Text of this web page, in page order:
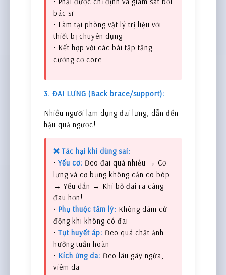
bác sĩ
• Làm tại phòng vật lý trị liệu với
thiết bị chuyên dụng
• Kết hợp với các bài tập tăng
cường cơ core
3. ĐAI LƯNG (Back brace/support):
Nhiều người lạm dụng đai lưng, dẫn đến
hậu quả ngược!
❌ Tác hại khi dùng sai:
•Yếu cơ: Đeo đai quá nhiều → Cơ
lưng và cơ bụng không cần co bóp
→ Yếu dần → Khi bỏ đai ra càng
đau hơn!
• Phụ thuộc tâm lý: Không dám cử
động khi không có đai
• Tụt huyết áp: Đeo quá chặt ảnh
hưởng tuần hoàn
• Kích ứng da: Đeo lâu gây ngứa,
viêm da